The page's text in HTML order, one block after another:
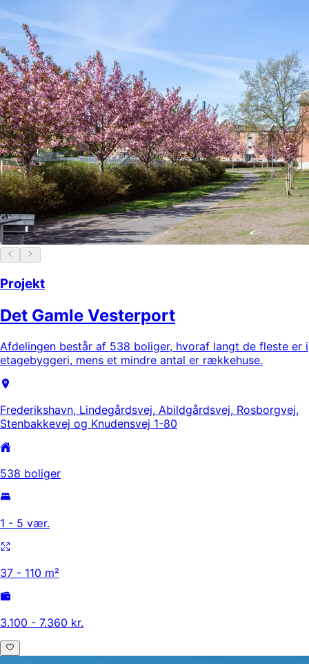
Projekt
Det Gamle Vesterport
Afdelingen består af 538 boliger, hvoraf langt de fleste er i
etagebyggeri, mens et mindre antal er rækkehuse.
Frederikshavn, Lindegårdsvej, Abildgårdsvej, Rosborgvej,
Stenbakkevej og Knudensvej 1-80
538 boliger
1 - 5 vær.
37 - 110 m²
3.100 - 7.360 kr.